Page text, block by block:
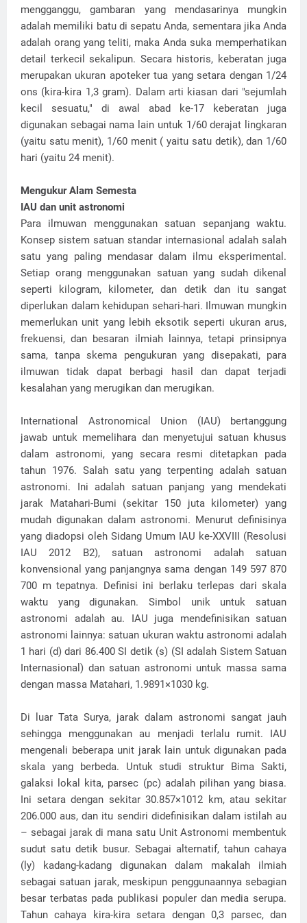
mengganggu, gambaran yang mendasarinya mungkin
adalah memiliki batu di sepatu Anda, sementara jika Anda
adalah orang yang teliti, maka Anda suka memperhatikan
detail terkecil sekalipun. Secara historis, keberatan juga
merupakan ukuran apoteker tua yang setara dengan 1/24
ons (kira-kira 1,3 gram). Dalam arti kiasan dari "sejumlah
kecil sesuatu," di awal abad ke-17 keberatan juga
digunakan sebagai nama lain untuk 1/60 derajat lingkaran
(yaitu satu menit), 1/60 menit ( yaitu satu detik), dan 1/60
hari (yaitu 24 menit).
Mengukur Alam Semesta
IAU dan unit astronomi
Para ilmuwan menggunakan satuan sepanjang waktu.
Konsep sistem satuan standar internasional adalah salah
satu yang paling mendasar dalam ilmu eksperimental.
Setiap orang menggunakan satuan yang sudah dikenal
seperti kilogram, kilometer, dan detik dan itu sangat
diperlukan dalam kehidupan sehari-hari. Ilmuwan mungkin
memerlukan unit yang lebih eksotik seperti ukuran arus,
frekuensi, dan besaran ilmiah lainnya, tetapi prinsipnya
sama, tanpa skema pengukuran yang disepakati, para
ilmuwan tidak dapat berbagi hasil dan dapat terjadi
kesalahan yang merugikan dan merugikan.
International Astronomical Union (IAU) bertanggung
jawab untuk memelihara dan menyetujui satuan khusus
dalam astronomi, yang secara resmi ditetapkan pada
tahun 1976. Salah satu yang terpenting adalah satuan
astronomi. Ini adalah satuan panjang yang mendekati
jarak Matahari-Bumi (sekitar 150 juta kilometer) yang
mudah digunakan dalam astronomi. Menurut definisinya
yang diadopsi oleh Sidang Umum IAU ke-XXVIII (Resolusi
IAU 2012 B2), satuan astronomi adalah satuan
konvensional yang panjangnya sama dengan 149 597 870
700 m tepatnya. Definisi ini berlaku terlepas dari skala
waktu yang digunakan. Simbol unik untuk satuan
astronomi adalah au. IAU juga mendefinisikan satuan
astronomi lainnya: satuan ukuran waktu astronomi adalah
1 hari (d) dari 86.400 SI detik (s) (SI adalah Sistem Satuan
Internasional) dan satuan astronomi untuk massa sama
dengan massa Matahari, 1.9891×1030 kg.
Di luar Tata Surya, jarak dalam astronomi sangat jauh
sehingga menggunakan au menjadi terlalu rumit. IAU
mengenali beberapa unit jarak lain untuk digunakan pada
skala yang berbeda. Untuk studi struktur Bima Sakti,
galaksi lokal kita, parsec (pc) adalah pilihan yang biasa.
Ini setara dengan sekitar 30.857×1012 km, atau sekitar
206.000 aus, dan itu sendiri didefinisikan dalam istilah au
– sebagai jarak di mana satu Unit Astronomi membentuk
sudut satu detik busur. Sebagai alternatif, tahun cahaya
(ly) kadang-kadang digunakan dalam makalah ilmiah
sebagai satuan jarak, meskipun penggunaannya sebagian
besar terbatas pada publikasi populer dan media serupa.
Tahun cahaya kira-kira setara dengan 0,3 parsec, dan